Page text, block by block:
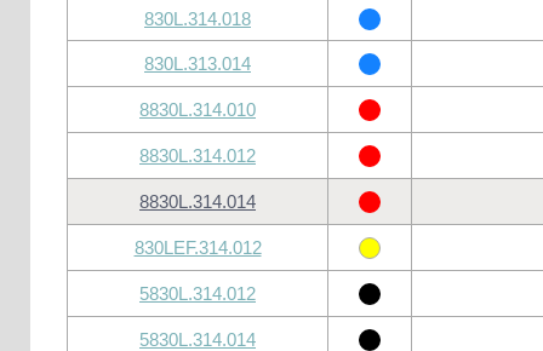
830L.314.018
830L.313.014
8830L.314.010
8830L.314.012
8830L.314.014
830LEF.314.012
5830L.314.012
5830L.314.014